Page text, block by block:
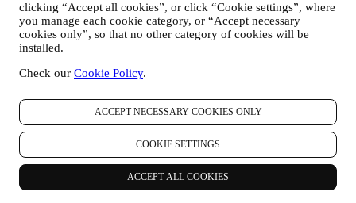
clicking “Accept all cookies”, or click “Cookie settings”, where
you manage each cookie category, or “Accept necessary
cookies only”, so that no other category of cookies will be
installed.
Check our Cookie Policy.
ACCEPT NECESSARY COOKIES ONLY
COOKIE SETTINGS
ACCEPT ALL COOKIES
courrier électronique à l'adresse:privacy@lecreuset.com.
Votre désinscription sera traitée dans les meilleurs délais, mais
dans certaines circonstances, il se peut que vous receviez
quelques communications supplémentaires jusqu'à ce que
à l’esprit que nous ne transmettons pas et ne vendons pas vos
à des fins marketing.
POUR LE RECIBLAGE / LA PERSONNALISATION DE
NOS OFFRES, AMÉLIORANT AINSI L’EXPÉRIENCE
Nous souhaitons utiliser vos données pour adapter nos
services et nos offres à vos besoins et préférences en vue de
vous proposer une expérience Le Creuset personnalisée. Nous